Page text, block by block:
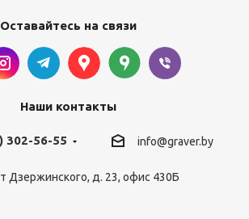
Оставайтесь на связи
Наши контакты
302-56-55 info@graver.by
Дзержинского, д. 23, офис 430Б